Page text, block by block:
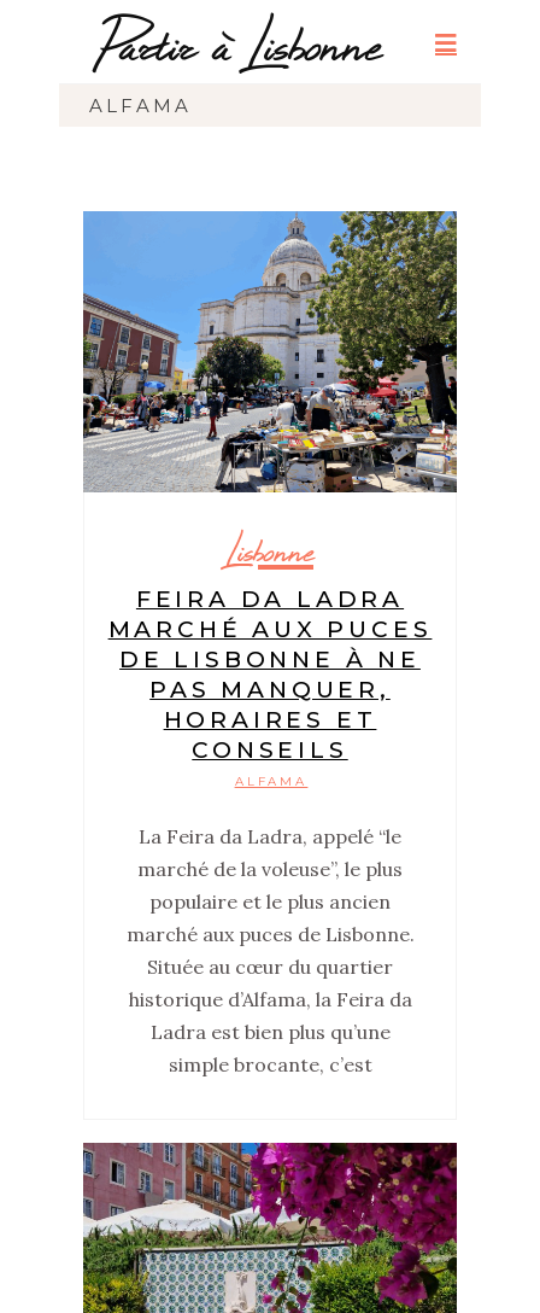
ALFAMA
Lisbonne
FEIRA DA LADRA
MARCHÉ AUX PUCES
DE LISBONNE À NE
PAS MANQUER,
HORAIRES ET
CONSEILS
ALFAMA
La Feira da Ladra, appelé “le
marché de la voleuse”, le plus
populaire et le plus ancien
marché aux puces de Lisbonne.
Située au cœur du quartier
historique d’Alfama, la Feira da
Ladra est bien plus qu’une
simple brocante, c’est